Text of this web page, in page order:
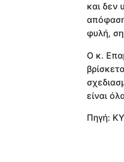
και δεν
φυλή,
Ο κ.
είναι
Πηγή: